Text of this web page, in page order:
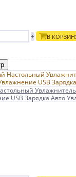
+ В
Увлажнитель
USB Зарядка Авто